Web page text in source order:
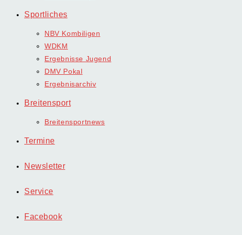
Sportliches
NBV Kombiligen
WDKM
Ergebnisse Jugend
DMV Pokal
Ergebnisarchiv
Breitensport
Breitensportnews
Termine
Newsletter
Service
Facebook